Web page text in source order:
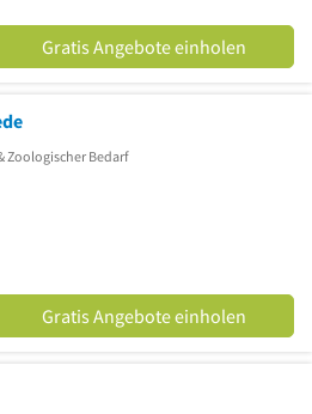
Gratis Angebote einholen
Zoologischer Bedarf
Gratis Angebote einholen